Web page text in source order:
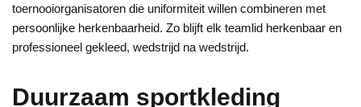
toernooiorganisatoren die uniformiteit willen combineren met
persoonlijke herkenbaarheid. Zo blijft elk teamlid herkenbaar en
professioneel gekleed, wedstrijd na wedstrijd.
Duurzaam sportkleding